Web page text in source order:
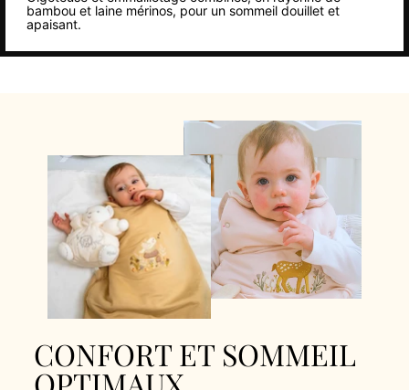
bambou et laine mérinos, pour un sommeil douillet et
apaisant.
CONFORT ET SOMMEIL